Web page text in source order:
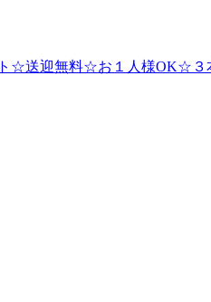
ト☆送迎無料☆お１人様OK☆